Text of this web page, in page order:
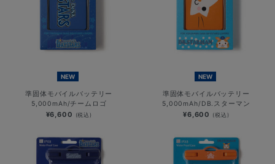
NEW
準固体モバイルバッテリー
5,000mAh/チームロゴ
¥6,600 (税込)
NEW
準固体モバイルバッテリー
5,000mAh/DB.スターマン
¥6,600 (税込)